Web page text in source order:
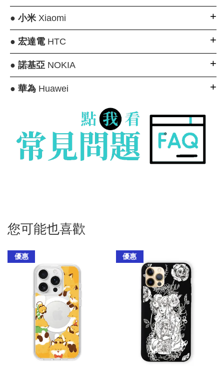
● 小米Xiaomi
● 宏達電HTC
● 諾基亞NOKIA
● 華為Huawei
您可能也喜歡
優惠 優惠